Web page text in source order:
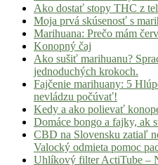
Ako dostať stopy THC z
Moja prvá skúsenosť s
Marihuana: Prečo mám
Konopný čaj
Ako sušiť marihuanu?
jednoduchých krokoch.
Fajčenie marihuany: 5
nevládzu počúvať!
Kedy a ako polievať
Domáce bongo a fajky, ak
CBD na Slovensku zatiaľ
Valocký odmieta pomoc
Uhlíkový filter ActiTube –